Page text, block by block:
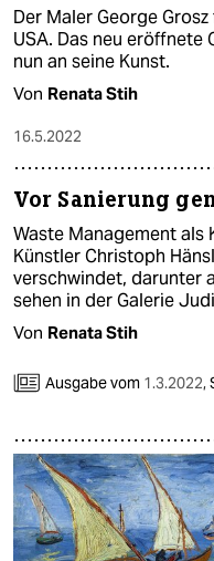
Der Maler George
USA. Das neu eröffnete
nun an seine Kunst.
Von Renata Stih
16.5.2022
Vor Sanierung
Waste Management als
Künstler Christoph
verschwindet, darunter
sehen in der Galerie
Von Renata Stih
Ausgabe vom 1.3.2022,